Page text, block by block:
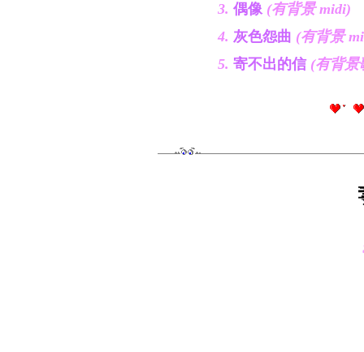
3. 偶像(有背景 midi)
4. 灰色怨曲 (有背景
5. 寄不出的信(有背景